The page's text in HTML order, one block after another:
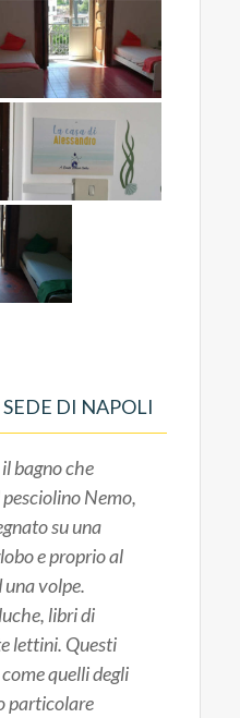
DI NAPOLI
bagno che
Nemo,
su una
e proprio al
volpe.
libri di
lettini. Questi
quelli degli
particolare